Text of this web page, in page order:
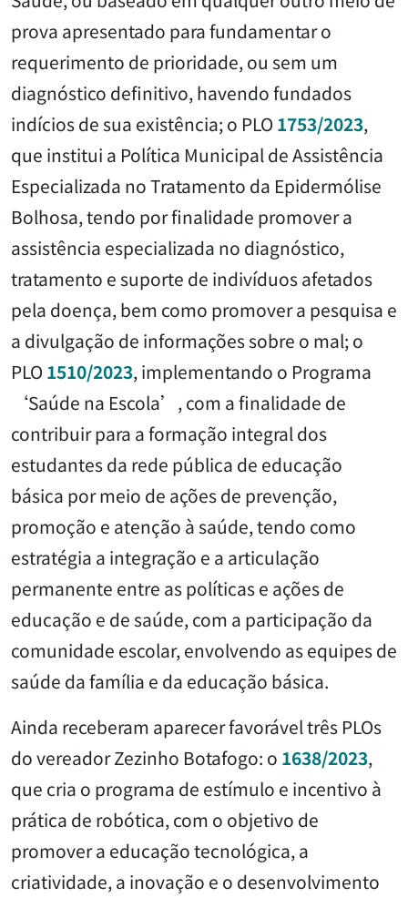
prova apresentado para fundamentar o
requerimento de prioridade, ou sem um
diagnóstico definitivo, havendo fundados
indícios de sua existência; o PLO 1753/2023,
que institui a Política Municipal de Assistência
Especializada no Tratamento da Epidermólise
Bolhosa, tendo por finalidade promover a
assistência especializada no diagnóstico,
tratamento e suporte de indivíduos afetados
pela doença, bem como promover a pesquisa e
a divulgação de informações sobre o mal; o
PLO 1510/2023, implementando o Programa
‘Saúde na Escola’, com a finalidade de
contribuir para a formação integral dos
estudantes da rede pública de educação
básica por meio de ações de prevenção,
promoção e atenção à saúde, tendo como
estratégia a integração e a articulação
permanente entre as políticas e ações de
educação e de saúde, com a participação da
comunidade escolar, envolvendo as equipes de
saúde da família e da educação básica.
Ainda receberam aparecer favorável três PLOs
do vereador Zezinho Botafogo: o 1638/2023,
que cria o programa de estímulo e incentivo à
prática de robótica, com o objetivo de
promover a educação tecnológica, a
criatividade, a inovação e o desenvolvimento